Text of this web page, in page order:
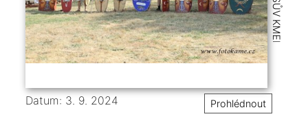
Datum: 3. 9. 2024 Prohlédnout